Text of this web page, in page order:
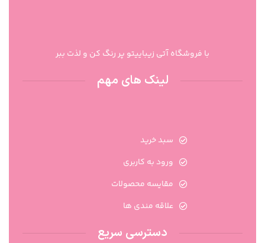
با فروشگاه آتی زیباییتو پر رنگ کن و لذت ببر
لینک های مهم
سبد خرید
ورود به کاربری
مقایسه محصولات
علاقه مندی ها
دسترسی سریع